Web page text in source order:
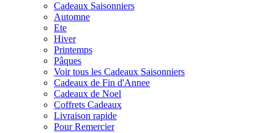
Cadeaux Saisonniers
Automne
Ete
Hiver
Printemps
Pâques
Voir tous les Cadeaux Saisonniers
Cadeaux de Fin d'Annee
Cadeaux de Noel
Coffrets Cadeaux
Livraison rapide
Pour Remercier